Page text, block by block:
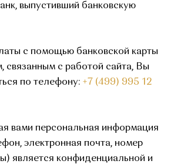
выпустивший банковскую
с помощью банковской карты
связанным с работой сайта, Вы
по телефону: +7 (499) 995 12
вами персональная информация
электронная почта, номер
является конфиденциальной и